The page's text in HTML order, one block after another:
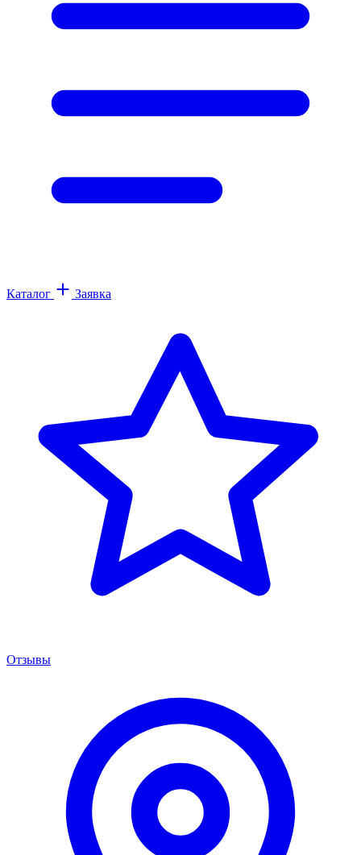
Каталог Заявка
Отзывы
Менеджер сервиса
Онлайн · отвечаем за 5 мин